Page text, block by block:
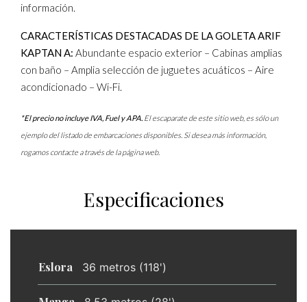
información.
CARACTERÍSTICAS DESTACADAS DE LA GOLETA ARIF
KAPTAN A: Abundante espacio exterior – Cabinas amplias
con baño – Amplia selección de juguetes acuáticos – Aire
acondicionado – Wi-Fi.
*El precio no incluye IVA, Fuel y APA. El escaparate de este sitio web, es sólo un
ejemplo del listado de embarcaciones disponibles. Si desea más información,
rogamos contacte a través de la página web.
Especificaciones
Eslora 36 metros (118')